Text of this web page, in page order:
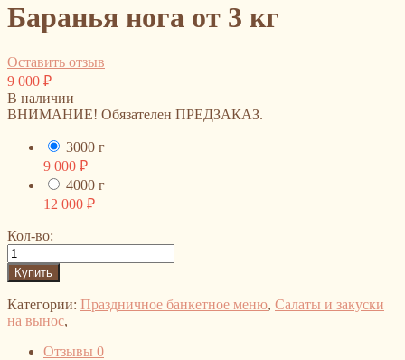
Баранья нога от 3 кг
Оставить отзыв
9 000 ₽
В наличии
ВНИМАНИЕ! Обязателен ПРЕДЗАКАЗ.
3000 г
9 000 ₽
4000 г
12 000 ₽
Кол-во:
Категории: Праздничное банкетное меню, Салаты и закуски
на вынос,
Отзывы 0